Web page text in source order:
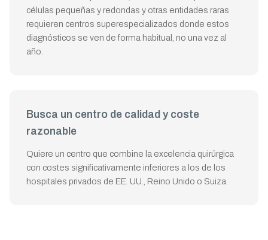
células pequeñas y redondas y otras entidades raras
requieren centros superespecializados donde estos
diagnósticos se ven de forma habitual, no una vez al
año.
Busca un centro de calidad y coste
razonable
Quiere un centro que combine la excelencia quirúrgica
con costes significativamente inferiores a los de los
hospitales privados de EE. UU., Reino Unido o Suiza.